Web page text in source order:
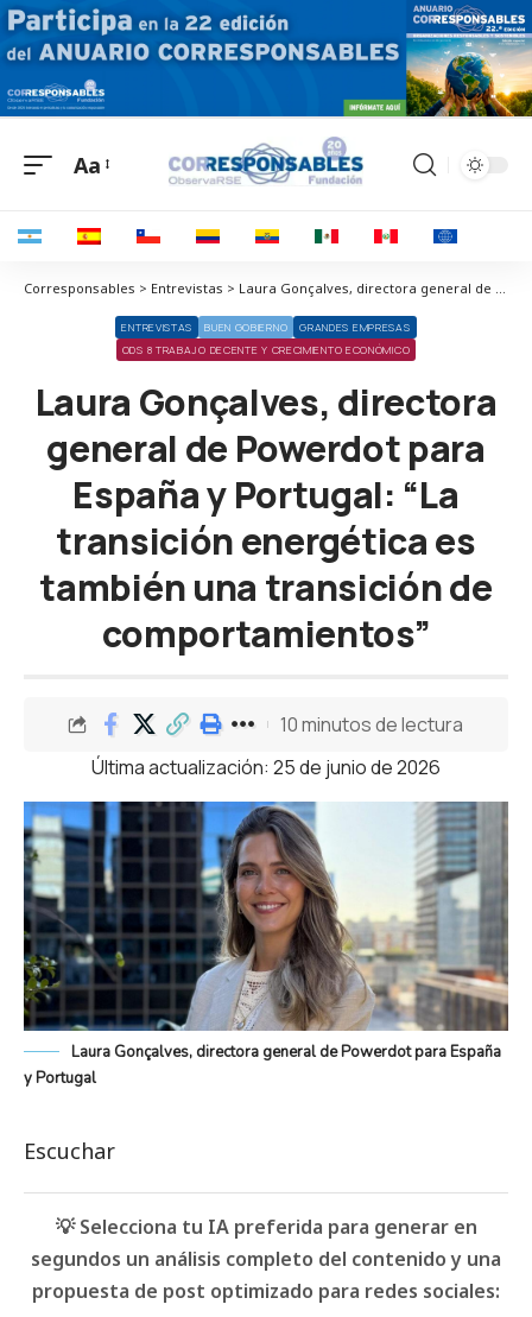
Aa
Corresponsables > Entrevistas > Laura Gonçalves, directora general de Powerdot para España y Portugal: “La transición energética es también una transición de comportamientos”
ENTREVISTAS BUEN GOBIERNO
GRANDES EMPRESAS
ODS 8 TRABAJO DECENTE Y CRECIMIENTO ECONÓMICO
Laura Gonçalves, directora
general de Powerdot para
España y Portugal: “La
transición energética es
también una transición de
comportamientos”
Última actualización: 25 de junio de 2026
10 minutos de lectura
Laura Gonçalves, directora general de Powerdot para España
y Portugal
Escuchar
💡 Selecciona tu IA preferida para generar en
segundos un análisis completo del contenido y una
propuesta de post optimizado para redes sociales: